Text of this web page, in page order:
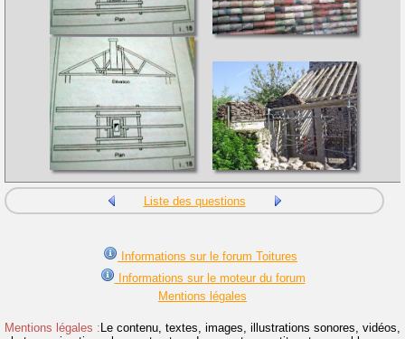
Liste des questions
Informations sur le forum Toitures
Informations sur le moteur du forum
Mentions légales
Mentions légales : Le contenu, textes, images, illustrations sonores, vidéos,